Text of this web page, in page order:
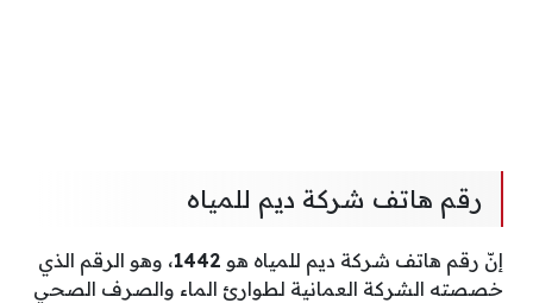
رقم هاتف شركة ديم للمياه
إنّ رقم هاتف شركة ديم للمياه هو 1442، وهو الرقم الذي
خصصته الشركة العمانية لطوارئ الماء والصرف الصحي